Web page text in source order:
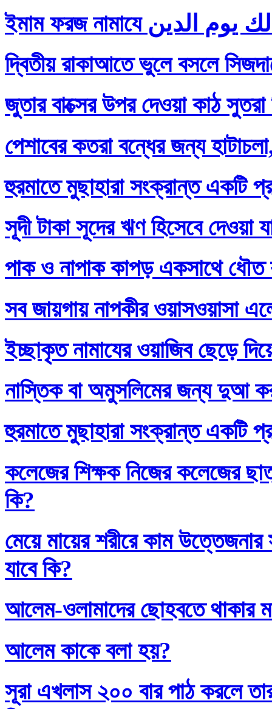
দ্বিতীয় রাকাআতে ভুলে বসলে
জুতার বাক্সের উপর দেওয়া কাঠ সুতরা
পেশাবের কতরা বন্ধের জন্য
হুরমাতে মুছাহারা সংক্রান্ত একটি
সূদী টাকা সূদের ঋণ হিসেবে দেওয়া
পাক ও নাপাক কাপড় একসাথে ধৌত
সব জায়গায় নাপকীর ওয়াসওয়াসা
ইচ্ছাকৃত নামাযের ওয়াজিব ছেড়ে
নাস্তিক বা অমুসলিমের জন্য দুআ
হুরমাতে মুছাহারা সংক্রান্ত একটি
কলেজের শিক্ষক নিজের কলেজের
কি?
মেয়ে মায়ের শরীরে কাম উত্তেজনার
যাবে কি?
আলেম-ওলামাদের ছোহবতে থাকার
আলেম কাকে বলা হয়?
সূরা এখলাস ২০০ বার পাঠ করলে